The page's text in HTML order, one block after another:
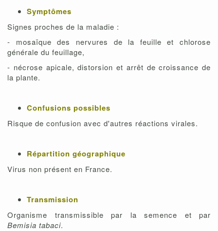
Symptômes
Signes proches de la maladie :
- mosaïque des nervures de la feuille et chlorose
générale du feuillage,
- nécrose apicale, distorsion et arrêt de croissance de
la plante.
Confusions possibles
Risque de confusion avec d'autres réactions virales.
Répartition géographique
Virus non présent en France.
Transmission
Organisme transmissible par la semence et par
Bemisia tabaci.